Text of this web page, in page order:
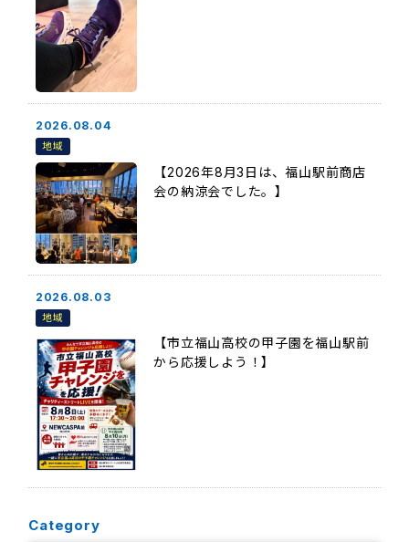
2026.08.04
地域
【2026年8月3日は、福山駅前商店
会の納涼会でした。】
2026.08.03
地域
【市立福山高校の甲子園を福山駅前
から応援しよう！】
Category